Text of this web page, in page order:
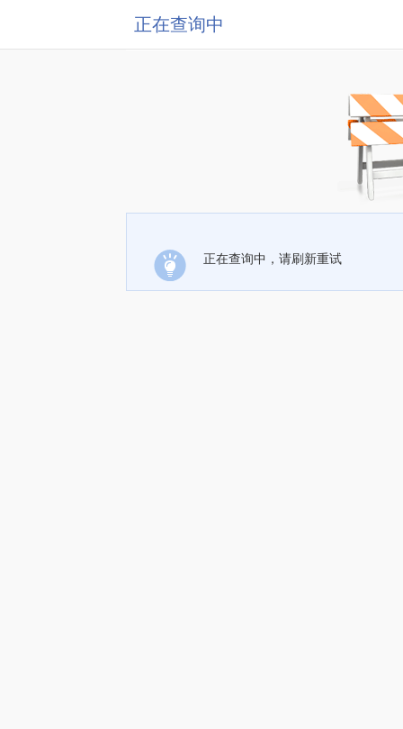
正在查询中
正在查询中，请刷新重试